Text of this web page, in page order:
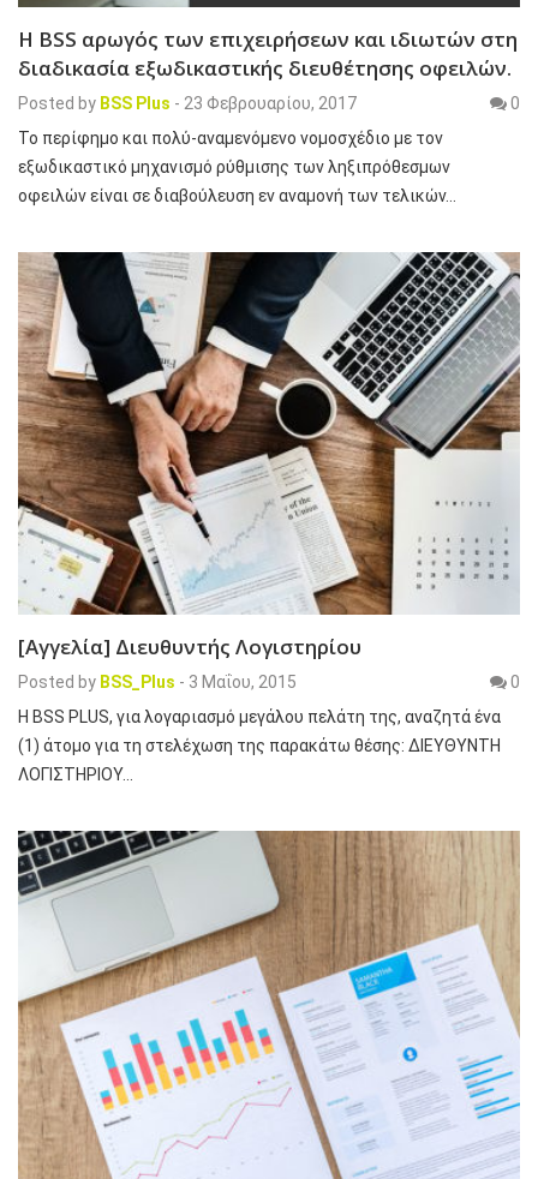
Η BSS αρωγός των επιχειρήσεων και ιδιωτών στη
διαδικασία εξωδικαστικής διευθέτησης οφειλών.
Posted by BSS Plus - 23 Φεβρουαρίου, 2017
0
Το περίφημο και πολύ-αναμενόμενο νομοσχέδιο με τον
εξωδικαστικό μηχανισμό ρύθμισης των ληξιπρόθεσμων
οφειλών είναι σε διαβούλευση εν αναμονή των τελικών…
[Αγγελία] Διευθυντής Λογιστηρίου
Posted by BSS_Plus - 3 Μαΐου, 2015
0
H BSS PLUS, για λογαριασμό μεγάλου πελάτη της, αναζητά ένα
(1) άτομο για τη στελέχωση της παρακάτω θέσης: ΔΙΕΥΘΥΝΤΗ
ΛΟΓΙΣΤΗΡΙΟΥ…